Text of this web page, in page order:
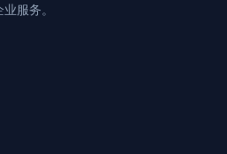
服务。